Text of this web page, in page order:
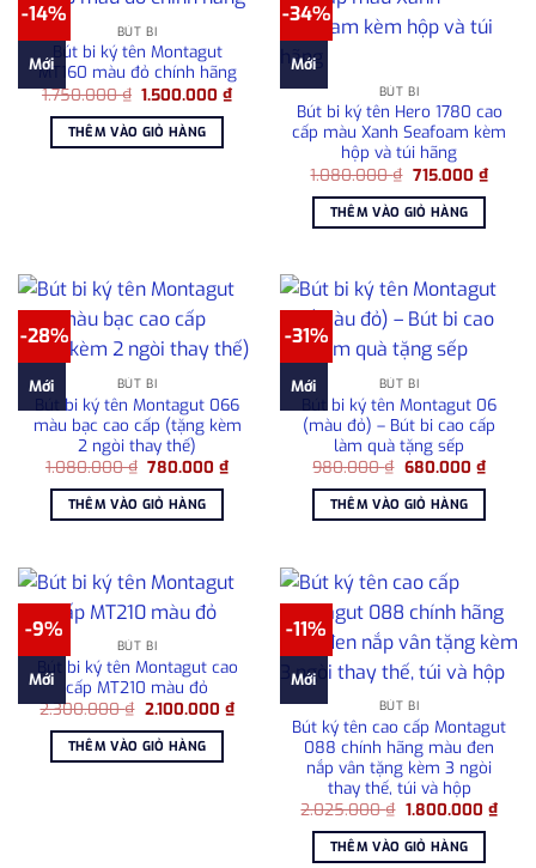
-14%
Mới
BÚT BI
Bút bi ký tên Montagut
MT160 màu đỏ chính hãng
1.750.000₫ Giá
là:
1.750.000 ₫.
1.500.000₫Giá
hiện
THÊM VÀO GIỎ HÀNG
-34%
Mới
BÚT BI
Bút bi ký tên Hero 1780 cao
cấp màu Xanh Seafoam kèm
hộp và túi hãng
1.080.000₫ Giá
là:
1.080.000 ₫.
715.000 ₫Giá
hiện
THÊM VÀO GIỎ HÀNG
-28%
Mới BÚT BI
Bút bi ký tên Montagut 066
màu bạc cao cấp (tặng kèm
2 ngòi thay thế)
1.080.000₫ Giá
là:
1.080.000 ₫.
780.000₫Giá
hiện
THÊM VÀO GIỎ HÀNG
-31%
Mới BÚT BI
Bút bi ký tên Montagut 06
(màu đỏ) – Bút bi cao cấp
làm quà tặng sếp
980.000₫ Giá
là:
980.000 ₫.
680.000 ₫Giá
hiện
THÊM VÀO GIỎ HÀNG
-9%
Mới
BÚT BI
Bút bi ký tên Montagut cao
cấp MT210 màu đỏ
2.300.000₫ Giá
là:
2.300.000 ₫.
2.100.000 ₫Giá
hiện
2.100.000 ₫.
THÊM VÀO GIỎ HÀNG
-11%
Mới
BÚT BI
Bút ký tên cao cấp Montagut
088 chính hãng màu đen
nắp vân tặng kèm 3 ngòi
thay thế, túi và hộp
2.025.000₫ Giá
là:
2.025.000 ₫.
1.800.000 ₫Giá
hiện
THÊM VÀO GIỎ HÀNG